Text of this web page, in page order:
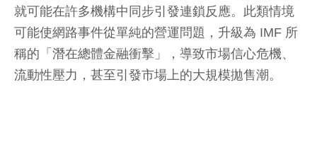
就可能在許多機構中同步引發連鎖反應。此類情境
可能使網路事件從單純的營運問題，升級為 IMF 所
稱的「潛在總體金融衝擊」，導致市場信心危機、
流動性壓力，甚至引發市場上的大規模拋售潮。